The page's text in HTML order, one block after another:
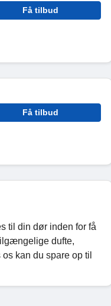
Få tilbud
Få tilbud
til din dør inden for få
dufte,
kan du spare op til